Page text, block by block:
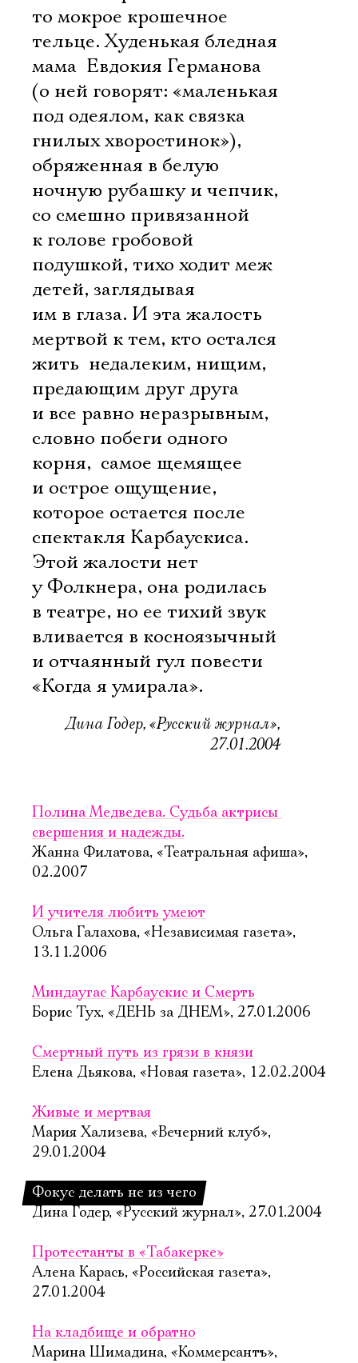
то мокрое крошечное
тельце. Худенькая бледная
мама  Евдокия Германова 
(о ней говорят: «маленькая
под одеялом, как связка
гнилых хворостинок»),
обряженная в белую
ночную рубашку и чепчик,
со смешно привязанной
к голове гробовой
подушкой, тихо ходит меж
детей, заглядывая
им в глаза. И эта жалость
мертвой к тем, кто остался
жить  недалеким, нищим,
предающим друг друга
и все равно неразрывным,
словно побеги одного
корня,  самое щемящее
и острое ощущение,
которое остается после
спектакля Карбаускиса.
Этой жалости нет
у Фолкнера, она родилась
в театре, но ее тихий звук
вливается в косноязычный
и отчаянный гул повести
«Когда я умирала».
Дина Годер, «Русский журнал»,
27.01.2004
Полина Медведева. Судьба актрисы 
свершения и надежды.
Жанна Филатова, «Театральная афиша»,
02.2007
И учителя любить умеют
Ольга Галахова, «Независимая газета»,
13.11.2006
Миндаугас Карбаускис и Смерть
Борис Тух, «ДЕНЬ за ДНЕМ», 27.01.2006
Смертный путь из грязи в князи
Елена Дьякова, «Новая газета», 12.02.2004
Живые и мертвая
Мария Хализева, «Вечерний клуб»,
29.01.2004
Фокус делать не из чего
Дина Годер, «Русский журнал», 27.01.2004
Протестанты в «Табакерке»
Алена Карась, «Российская газета»,
27.01.2004
На кладбище и обратно
Марина Шимадина, «Коммерсантъ»,